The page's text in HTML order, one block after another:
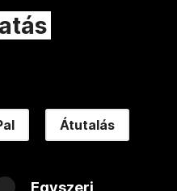
Átutalás
Egyszeri